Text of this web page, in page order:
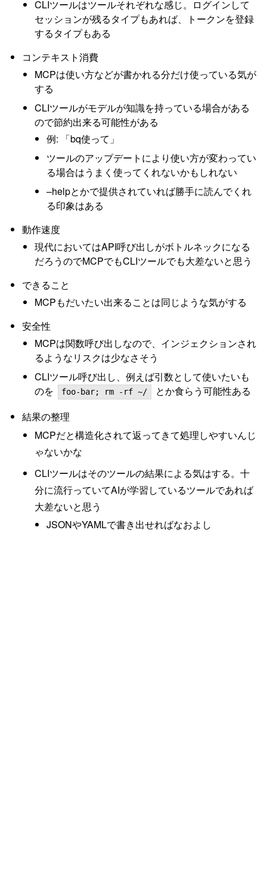
CLIツールはツールそれぞれな感じ。ログインして
セッションが残るタイプもあれば、トークンを登録
するタイプもある
コンテキスト消費
MCPは使い方などが書かれる分だけ使っている気が
する
CLIツールがモデルが知識を持っている場合がある
ので節約出来る可能性がある
例: 「bq使って」
ツールのアップデートにより使い方が変わってい
る場合はうまく使ってくれないかもしれない
–helpとかで提供されていれば勝手に読んでくれ
る印象はある
動作速度
現代においてはAPI呼び出しがボトルネックになる
だろうのでMCPでもCLIツールでも大差ないと思う
できること
MCPもだいたい出来ることは同じような気がする
安全性
MCPは関数呼び出しなので、インジェクションされ
るようなリスクは少なさそう
CLIツール呼び出し、例えば引数として使いたいも
のを
foo-bar; rm -rf ~/
とか食らう可能性ある
結果の整理
MCPだと構造化されて返ってきて処理しやすいんじ
ゃないかな
CLIツールはそのツールの結果による気はする。十
分に流行っていてAIが学習しているツールであれば
大差ないと思う
JSONやYAMLで書き出せればなおよし